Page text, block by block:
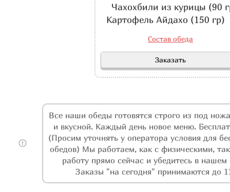
Чахохбили из курицы (90
Картофель Айдахо (150
Состав обеда
Заказать
Все наши обеды готовятся строго из под
и вкусной. Каждый день новое меню.
(Просим уточнять у оператора условия для
обедов) Мы работаем, как с физическими,
работу прямо сейчас и убедитесь в
Заказы "на сегодня" принимаются до